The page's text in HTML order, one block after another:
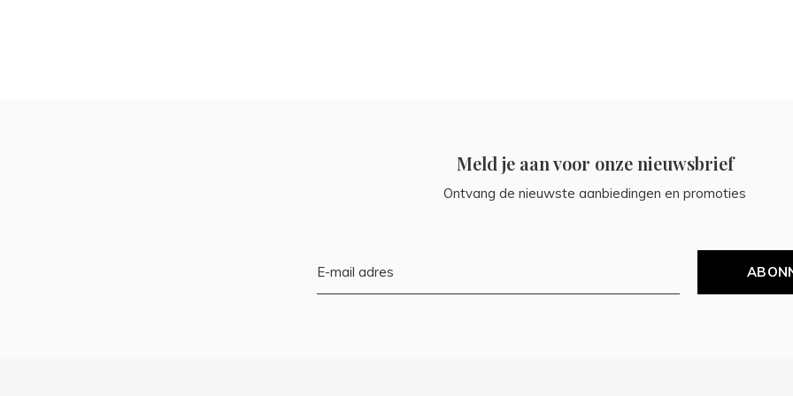
Meld je aan voor onze nieuwsbrief
Ontvang de nieuwste aanbiedingen en promoties